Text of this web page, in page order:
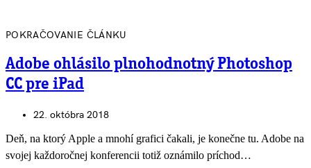
POKRAČOVANIE ČLÁNKU
Adobe ohlásilo plnohodnotný Photoshop
CC pre iPad
22. októbra 2018
Deň, na ktorý Apple a mnohí grafici čakali, je konečne tu. Adobe na
svojej každoročnej konferencii totiž oznámilo príchod…